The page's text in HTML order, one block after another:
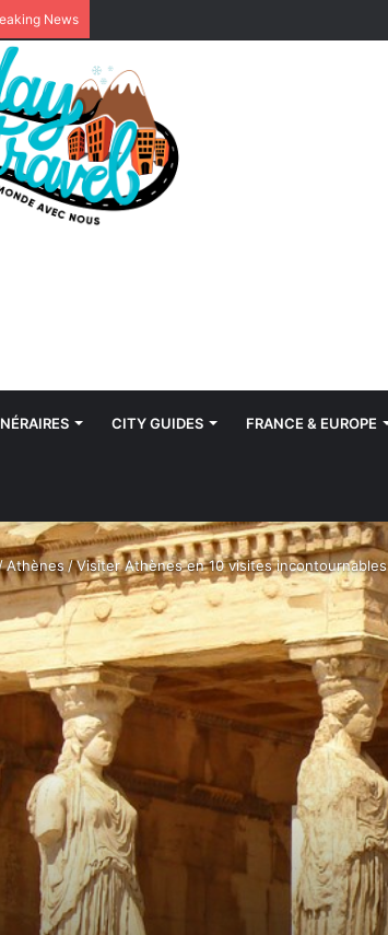
News
CITY GUIDES FRANCE & EUROPE
Athènes/Visiter Athènes en 10 visites incontournables